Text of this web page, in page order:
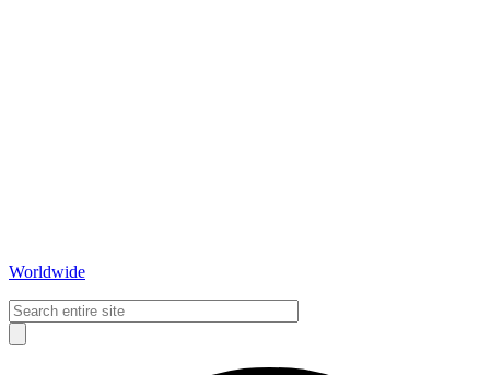
Worldwide